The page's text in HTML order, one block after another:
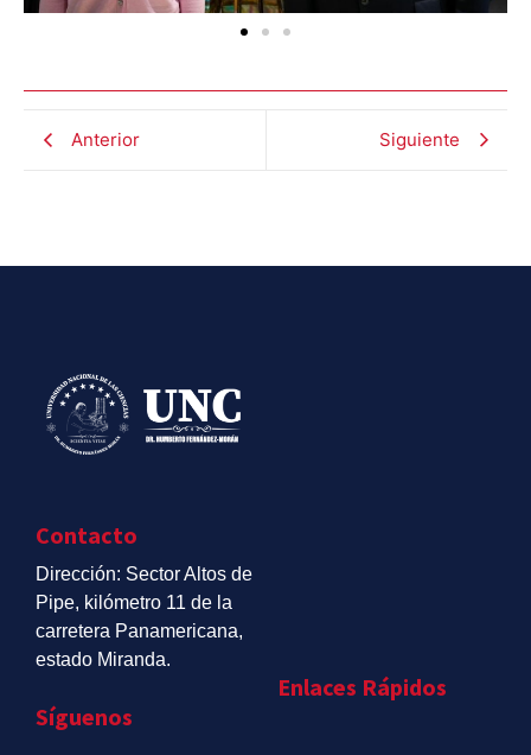
Anterior Siguiente
Contacto
Dirección: Sector Altos de
Pipe, kilómetro 11 de la
carretera Panamericana,
estado Miranda.
Síguenos
Enlaces Rápidos